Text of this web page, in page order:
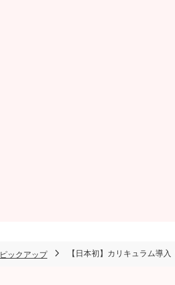
ピックアップ 【日本初】カリキュラム導